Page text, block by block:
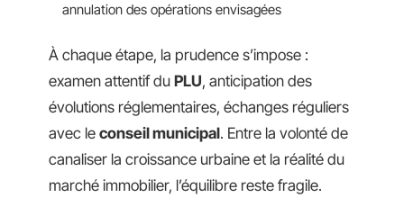
annulation des opérations envisagées
À chaque étape, la prudence s’impose :
examen attentif du PLU, anticipation des
évolutions réglementaires, échanges réguliers
avec le conseil municipal. Entre la volonté de
canaliser la croissance urbaine et la réalité du
marché immobilier, l’équilibre reste fragile.